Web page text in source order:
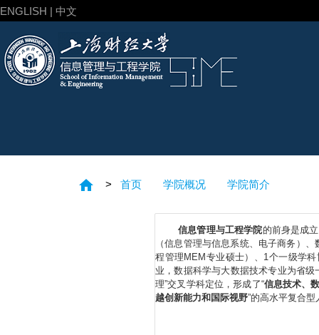
ENGLISH | 中文
home > 首页 学院概况 学院简介
信息管理与工程学院的前身是成
（信息管理与信息系统、电子商务）
程管理MEM专业硕士）、1个一级学
业，数据科学与大数据技术专业为省
理”交叉学科定位，形成了“信息技术、
越创新能力和国际视野”的高水平复合型